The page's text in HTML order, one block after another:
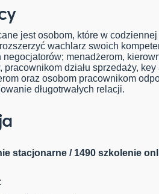
jest osobom, które w
wachlarz swoich
negocjatorów; menadżerom,
pracownikom działu sprzedaży,
oraz osobom pracownikom
długotrwałych relacji.
stacjonarne / 1490 szkolenie